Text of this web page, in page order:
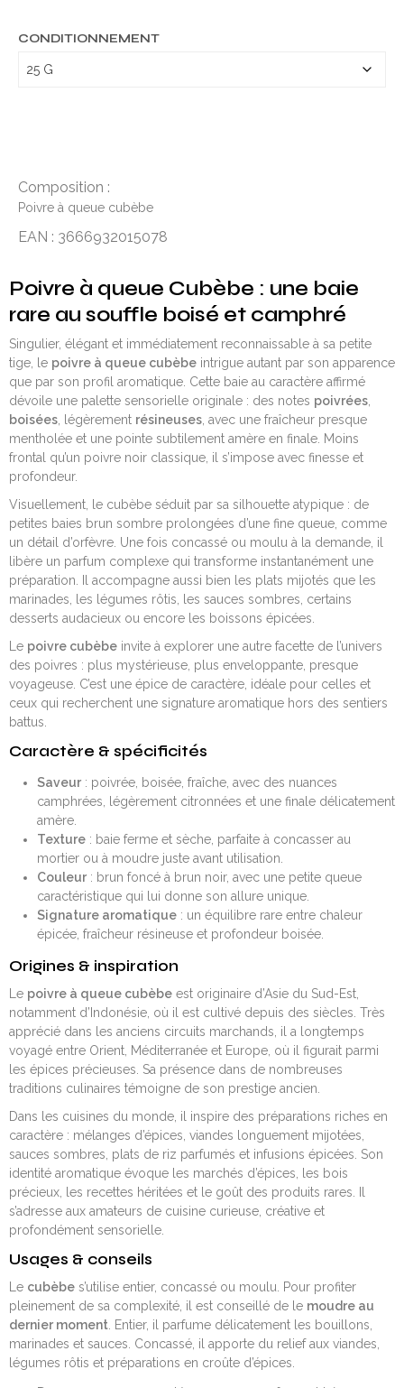
CONDITIONNEMENT
Composition :
Poivre à queue cubèbe
EAN : 3666932015078
Poivre à queue Cubèbe : une baie
rare au souffle boisé et camphré
Singulier, élégant et immédiatement reconnaissable à sa petite
tige, le poivre à queue cubèbe intrigue autant par son apparence
que par son profil aromatique. Cette baie au caractère affirmé
dévoile une palette sensorielle originale : des notes poivrées
boisées , légèrement résineuses , avec une fraîcheur presque
mentholée et une pointe subtilement amère en finale. Moins
frontal qu’un poivre noir classique, il s’impose avec finesse et
profondeur.
Visuellement, le cubèbe séduit par sa silhouette atypique : de
petites baies brun sombre prolongées d’une fine queue, comme
un détail d’orfèvre. Une fois concassé ou moulu à la demande, il
libère un parfum complexe qui transforme instantanément une
préparation. Il accompagne aussi bien les plats mijotés que les
marinades, les légumes rôtis, les sauces sombres, certains
desserts audacieux ou encore les boissons épicées.
Le poivre cubèbe invite à explorer une autre facette de l’univers
des poivres : plus mystérieuse, plus enveloppante, presque
voyageuse. C’est une épice de caractère, idéale pour celles et
ceux qui recherchent une signature aromatique hors des sentiers
battus.
Caractère & spécificités
Saveur: poivrée, boisée, fraîche, avec des nuances
camphrées, légèrement citronnées et une finale délicatement
amère.
Texture: baie ferme et sèche, parfaite à concasser au
mortier ou à moudre juste avant utilisation.
Couleur: brun foncé à brun noir, avec une petite queue
caractéristique qui lui donne son allure unique.
Signature aromatique: un équilibre rare entre chaleur
épicée, fraîcheur résineuse et profondeur boisée.
Origines & inspiration
Le poivre à queue cubèbe est originaire d’Asie du Sud-Est,
notamment d’Indonésie, où il est cultivé depuis des siècles. Très
apprécié dans les anciens circuits marchands, il a longtemps
voyagé entre Orient, Méditerranée et Europe, où il figurait parmi
les épices précieuses. Sa présence dans de nombreuses
traditions culinaires témoigne de son prestige ancien.
Dans les cuisines du monde, il inspire des préparations riches en
caractère : mélanges d’épices, viandes longuement mijotées,
sauces sombres, plats de riz parfumés et infusions épicées. Son
identité aromatique évoque les marchés d’épices, les bois
précieux, les recettes héritées et le goût des produits rares. Il
s’adresse aux amateurs de cuisine curieuse, créative et
profondément sensorielle.
Usages & conseils
Le cubèbe s’utilise entier, concassé ou moulu. Pour profiter
pleinement de sa complexité, il est conseillé de le moudre au
dernier moment . Entier, il parfume délicatement les bouillons,
marinades et sauces. Concassé, il apporte du relief aux viandes,
légumes rôtis et préparations en croûte d’épices.